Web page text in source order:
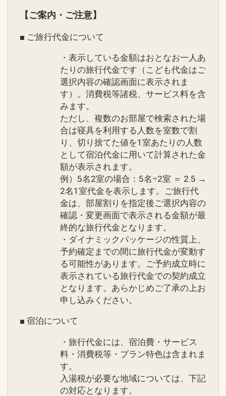
～もみほぐし：お部屋にて～
料金にて延長も可能です。
・オイルマッサージ：10000円／60分
15000円／90分 20000円／120分
※ご希望に添えない場合がございます。
※料金は別途頂戴いたします。
設定期間：2025年8月1日～2026年12月
インターネットコース番号：DP-2-
200000037591
い合わせくださいませ。
・1階「美容室 Haku」9:00～18:00
ご宿泊のお客様にリラックスいただける
プランをご用意しております。
・2階「Bar Lounge Un」
こだわりのドリンクや地元の酒を取り揃
えております。
＜リラクゼーション＞
下記メニューを予約制で承っておりま
す。ご希望の場合、ご要望欄へご記入く
ださい。
～美容室Haku：1F～
・ヘッドスパ(シャンプー・スパ・ブロ
ー含む)：8800円／60分※髪の長さによ
って追加のお時間を頂く場合がございま
・ドライヘッドスパ：4400円／40分
・ハンドマッサージ：2500円／20分
・足裏リフレ：3300円／30分 5500円／
60分
・9000円／60分 13000円／90分 ※別途
料金にて延長も可能です。
・オイルマッサージ：10000円／60分
15000円／90分 20000円／120分
【ご案内・ご注意】
■ ご旅行代金について
・表示している金額はおとなお一人あ
たりの旅行代金です（こども代金はご
選択内容の確認画面に表示されま
す）。消費税等諸税、サービス料を含
みます。
ただし、複数のお部屋で検索された場
合は寝具を利用する人数を室数で割
り、切り捨てた値を1室あたりの人数
として宿泊代金に用いて計算された金
額が表示されます。
例）5名2室の場合：5名÷2室 ＝ 2.5 →
2名1室代金を表示します。ご旅行代
金は、部屋割りを指定後ご選択内容の
確認・変更画面で表示される金額が最
終的な旅行代金となります。
・ダイナミックパッケージの性質上、
予約確定までの間に旅行代金が変動す
る可能性があります。ご予約成立時に
表示されている旅行代金での契約成立
となります。あらかじめご了承の上お
申し込みください。
■ 宿泊について
・旅行代金には、宿泊費・サービス
料・消費税等・プラン特色は含まれま
す。
入湯税が必要な地域については、下記
の対応となります。